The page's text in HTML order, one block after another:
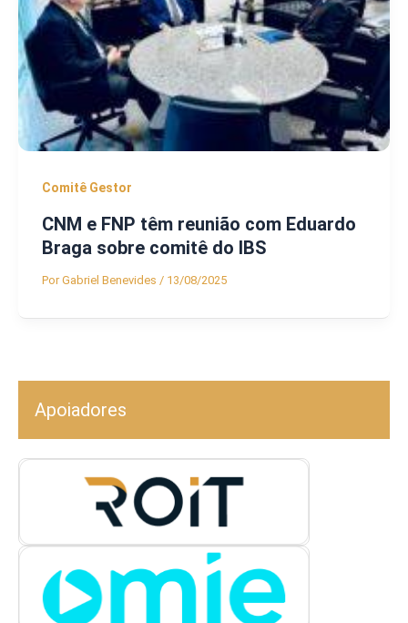
Comitê Gestor
CNM e FNP têm reunião com Eduardo
Braga sobre comitê do IBS
PorGabriel Benevides / 13/08/2025
Apoiadores